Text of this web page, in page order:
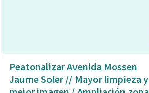
Peatonalizar Avenida Mossen
Jaume Soler // Mayor limpieza y